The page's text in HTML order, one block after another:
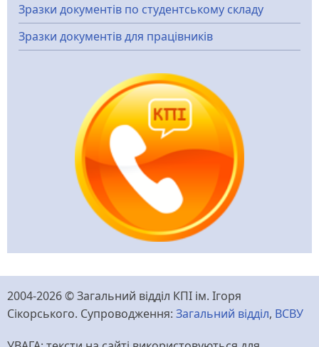
Зразки документів по студентському складу
Зразки документів для працівників
2004-2026 © Загальний відділ КПІ ім. Ігоря
Сікорського. Супроводження: Загальний відділ, ВСВУ